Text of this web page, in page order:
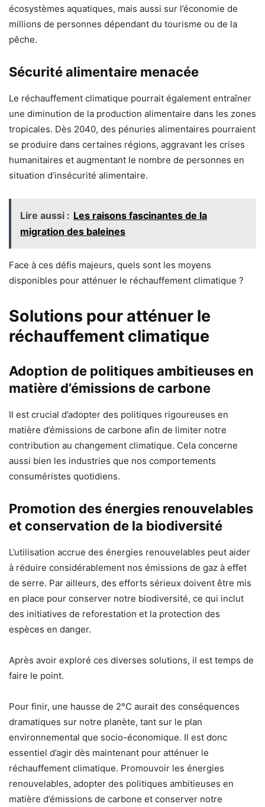
écosystèmes aquatiques, mais aussi sur l’économie de
millions de personnes dépendant du tourisme ou de la
pêche.
Sécurité alimentaire menacée
Le réchauffement climatique pourrait également entraîner
une diminution de la production alimentaire dans les zones
tropicales. Dès 2040, des pénuries alimentaires pourraient
se produire dans certaines régions, aggravant les crises
humanitaires et augmentant le nombre de personnes en
situation d’insécurité alimentaire.
Lire aussi : Les raisons fascinantes de la
migration des baleines
Face à ces défis majeurs, quels sont les moyens
disponibles pour atténuer le réchauffement climatique ?
Solutions pour atténuer le
réchauffement climatique
Adoption de politiques ambitieuses en
matière d’émissions de carbone
Il est crucial d’adopter des politiques rigoureuses en
matière d’émissions de carbone afin de limiter notre
contribution au changement climatique. Cela concerne
aussi bien les industries que nos comportements
consuméristes quotidiens.
Promotion des énergies renouvelables
et conservation de la biodiversité
L’utilisation accrue des énergies renouvelables peut aider
à réduire considérablement nos émissions de gaz à effet
de serre. Par ailleurs, des efforts sérieux doivent être mis
en place pour conserver notre biodiversité, ce qui inclut
des initiatives de reforestation et la protection des
espèces en danger.
Après avoir exploré ces diverses solutions, il est temps de
faire le point.
Pour finir, une hausse de 2°C aurait des conséquences
dramatiques sur notre planète, tant sur le plan
environnemental que socio-économique. Il est donc
essentiel d’agir dès maintenant pour atténuer le
réchauffement climatique. Promouvoir les énergies
renouvelables, adopter des politiques ambitieuses en
matière d’émissions de carbone et conserver notre